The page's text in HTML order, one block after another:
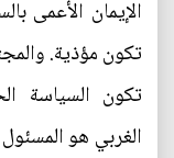
الإيمان الأعمى
تكون مؤذية.
تكون السياسة
الغربي هو